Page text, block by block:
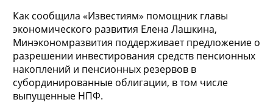
Как сообщила «Известиям» помощник главы
экономического развития Елена Лашкина,
Минэкономразвития поддерживает предложение о
разрешении инвестирования средств пенсионных
накоплений и пенсионных резервов в
субординированные облигации, в том числе
выпущенные НПФ.